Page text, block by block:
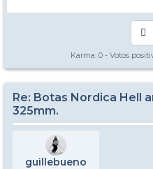
Karma: 0 - Votos
Re: Botas Nordica Hell
325mm.
guillebueno